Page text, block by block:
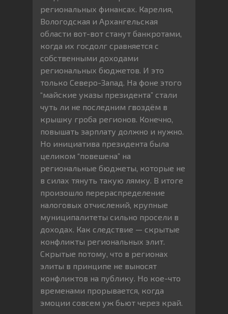
региональных финансах. Карелия,
Вологодская и Архангельская
области вот-вот станут банкротами,
когда их госдолг сравняется с
собственными доходами
региональных бюджетов. И это
только Северо-Запад. На фоне этого
“майские указы президента” стали
чуть ли не последним гвоздём в
крышку гроба регионов. Конечно,
повышать зарплату должно и нужно.
Но инициатива президента была
целиком “повешена” на
региональные бюджеты, которые не
в силах тянуть такую лямку. В итоге
произошло перераспределение
налоговых отчислений, крупные
муниципалитеты сильно просели в
доходах. Как следствие — скрытые
конфликты региональных элит.
Скрытые потому, что в регионах
элиты в принципе не выносят
конфликтов на публику. Но кое-что
временами прорывается, когда
эмоции совсем уж бьют через край.